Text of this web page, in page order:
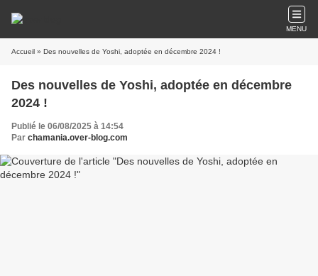
MENU
Accueil » Des nouvelles de Yoshi, adoptée en décembre 2024 !
Des nouvelles de Yoshi, adoptée en décembre
2024 !
Publié le 06/08/2025 à 14:54
Par chamania.over-blog.com